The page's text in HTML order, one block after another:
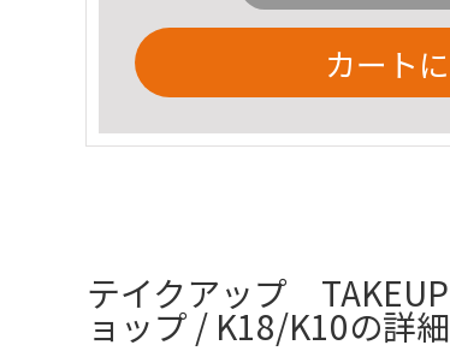
カート
テイクアップ TAKEUP
ョップ / K18/K10の詳